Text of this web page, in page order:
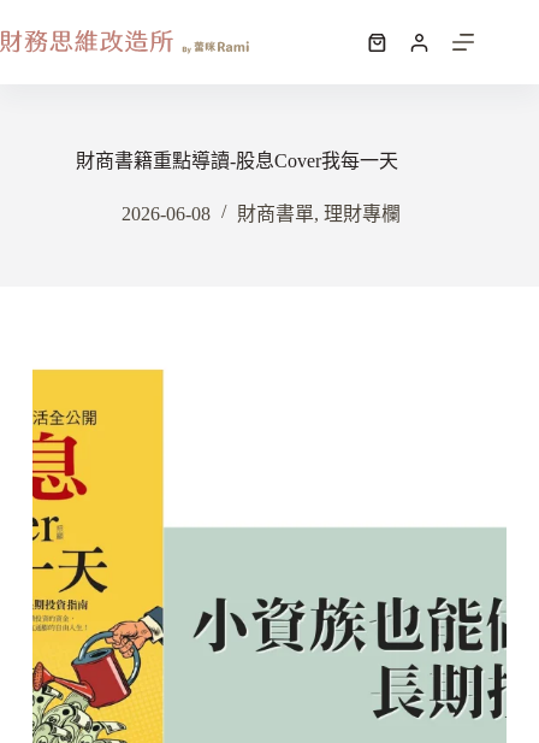
財商書籍重點導讀-股息Cover我每一天
2026-06-08 財商書單, 理財專欄